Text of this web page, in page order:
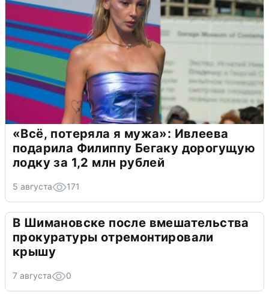
«Всё, потеряла я мужа»: Ивлеева
подарила Филиппу Бегаку дорогущую
лодку за 1,2 млн рублей
5 августа 171
В Шимановске после вмешательства
прокуратуры отремонтировали
крышу
7 августа 0